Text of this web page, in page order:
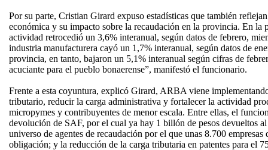
Por su parte, Cristian Girard expuso estadísticas que también
económica y su impacto sobre la recaudación en la provincia. En la
actividad retrocedió un 3,6% interanual, según datos de febrero,
industria manufacturera cayó un 1,7% interanual, según datos de
provincia, en tanto, bajaron un 5,1% interanual según cifras de
acuciante para el pueblo bonaerense”, manifestó el funcionario.
Frente a esta coyuntura, explicó Girard, ARBA viene
tributario, reducir la carga administrativa y fortalecer la actividad
micropymes y contribuyentes de menor escala. Entre ellas, el
devolución de SAF, por el cual ya hay 1 billón de pesos devueltos
universo de agentes de recaudación por el que unas 8.700 empresas
obligación; y la reducción de la carga tributaria en patentes para el